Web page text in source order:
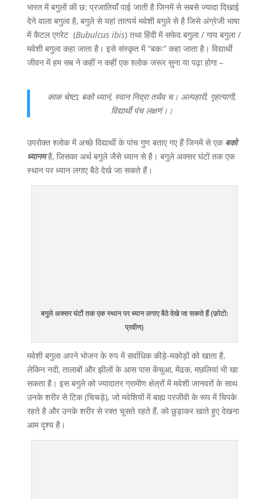
भारत में बगुलों की छ: प्रजातियाँ पाई जाती है जिनमें से सबसे ज्यादा दिखाई
देने वाला बगुला है, बगुले से यहां तात्पर्य मवेशी बगुले से है जिसे अंग्रेजी भाषा
में कैटल एगरेट (Bubulcus ibis) तथा हिंदी में सफेद बगुला / गाय बगुला /
मवेशी बगुला कहा जाता है। इसे संस्कृत में “बकः” कहा जाता है। विद्यार्थी
जीवन में हम सब ने कहीं न कहीं एक श्लोक जरूर सुना या पढ़ा होगा –
काक चेष्टा, बको ध्यानं, स्वान निद्रा तथैव च। अल्पहारी, गृहत्यागी,
विद्यार्थी पंच लक्षणं।।
उपरोक्त श्लोक में अच्छे विद्यार्थी के पांच गुण बताए गए हैं जिनमें से एक बको
ध्यानमहै, जिसका अर्थ बगुले जैसे ध्यान से है। बगुले अक्सर घंटों तक एक
स्थान पर ध्यान लगाए बैठे देखे जा सकते हैं।
बगुले अक्सर घंटों तक एक स्थान पर ध्यान लगाए बैठे देखे जा सकते हैं (फ़ोटो:
प्रवीण)
मवेशी बगुला अपने भोजन के रुप में सर्वाधिक कीड़े-मकोड़ों को खाता है,
लेकिन नदी, तालाबों और झीलों के आस पास केंचुआ, मेंढक, मछलियां भी खा
सकता है। इस बगुले को ज्यादातर ग्रामीण क्षेत्रों में मवेशी जानवरों के साथ
उनके शरीर से टिक (चिचड़े), जो मवेशियों में बाह्य परजीवी के रूप में चिपके
रहते है और उनके शरीर से रक्त चूसते रहते हैं, को छुड़ाकर खाते हुए देखना
आम दृश्य है।